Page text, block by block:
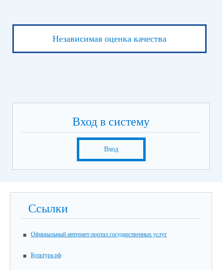
Независимая оценка качества
Вход в систему
Вход
Ссылки
Официальный интернет-портал государственных услуг
Культура.рф